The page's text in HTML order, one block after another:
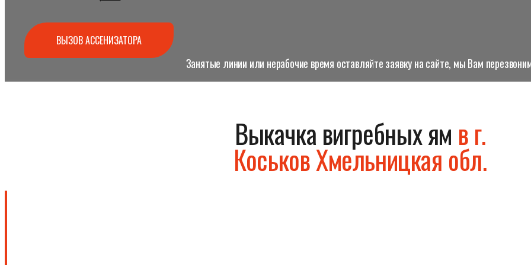
ВЫЗОВ АССЕНИЗАТОРА
Занятые линии или нерабочие время оставляйте заявку на сайте, мы Вам
Выкачка вигребных ям в г.
Коськов Хмельницкая обл.